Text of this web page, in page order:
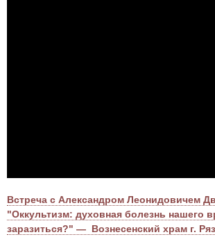
Встреча с Александром Леонидовичем
"Оккультизм: духовная болезнь нашего
заразиться?" — Вознесенский храм г.